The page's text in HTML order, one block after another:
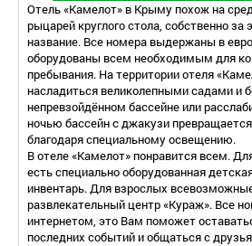
Отель «Камелот» в Крыму похож на
рыцарей круглого стола, собственно за
название. Все номера выдержаны в
оборудованы всем необходимым для
пребывания. На территории отеля
насладиться великолепными садами и
непревзойдённом бассейне или
ночью бассейн с джакузи
благодаря специальному освещению.
В отеле «Камелот» понравится всем.
есть специально оборудованная
инвентарь. Для взрослых
развлекательный центр «Кураж». Все
интернетом, это Вам поможет
последних событий и общаться с